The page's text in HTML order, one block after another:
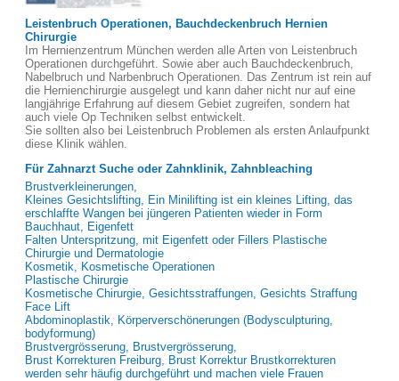
Leistenbruch Operationen, Bauchdeckenbruch Hernien
Chirurgie
Im Hernienzentrum München werden alle Arten von Leistenbruch
Operationen durchgeführt. Sowie aber auch Bauchdeckenbruch,
Nabelbruch und Narbenbruch Operationen. Das Zentrum ist rein auf
die Hernienchirurgie ausgelegt und kann daher nicht nur auf eine
langjährige Erfahrung auf diesem Gebiet zugreifen, sondern hat
auch viele Op Techniken selbst entwickelt.
Sie sollten also bei Leistenbruch Problemen als ersten Anlaufpunkt
diese Klinik wählen.
Für Zahnarzt Suche oder Zahnklinik, Zahnbleaching
Brustverkleinerungen,
Kleines Gesichtslifting, Ein Minilifting ist ein kleines Lifting, das
erschlaffte Wangen bei jüngeren Patienten wieder in Form
Bauchhaut, Eigenfett
Falten Unterspritzung, mit Eigenfett oder Fillers Plastische
Chirurgie und Dermatologie
Kosmetik, Kosmetische Operationen
Plastische Chirurgie
Kosmetische Chirurgie, Gesichtsstraffungen, Gesichts Straffung
Face Lift
Abdominoplastik, Körperverschönerungen (Bodysculpturing,
bodyformung)
Brustvergrösserung, Brustvergrösserung,
Brust Korrekturen Freiburg, Brust Korrektur Brustkorrekturen
werden sehr häufig durchgeführt und machen viele Frauen